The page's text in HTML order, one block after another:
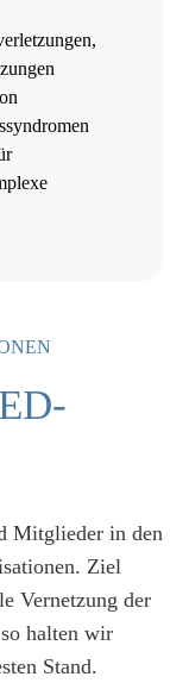
Mitglieder in den
Ziel
Vernetzung der
halten wir
Stand.